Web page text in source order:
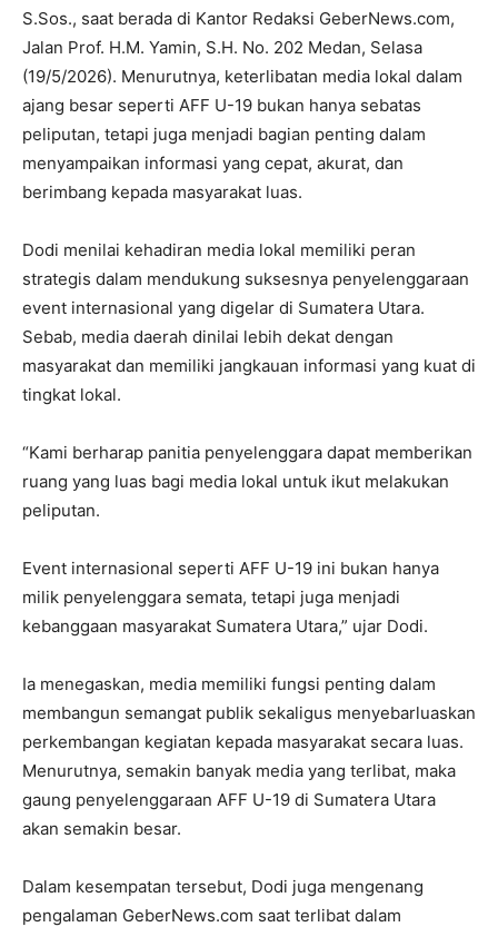
S.Sos., saat berada di Kantor Redaksi GeberNews.com,
Jalan Prof. H.M. Yamin, S.H. No. 202 Medan, Selasa
(19/5/2026). Menurutnya, keterlibatan media lokal dalam
ajang besar seperti AFF U-19 bukan hanya sebatas
peliputan, tetapi juga menjadi bagian penting dalam
menyampaikan informasi yang cepat, akurat, dan
berimbang kepada masyarakat luas.
Dodi menilai kehadiran media lokal memiliki peran
strategis dalam mendukung suksesnya penyelenggaraan
event internasional yang digelar di Sumatera Utara.
Sebab, media daerah dinilai lebih dekat dengan
masyarakat dan memiliki jangkauan informasi yang kuat di
tingkat lokal.
“Kami berharap panitia penyelenggara dapat memberikan
ruang yang luas bagi media lokal untuk ikut melakukan
peliputan.
Event internasional seperti AFF U-19 ini bukan hanya
milik penyelenggara semata, tetapi juga menjadi
kebanggaan masyarakat Sumatera Utara,” ujar Dodi.
Ia menegaskan, media memiliki fungsi penting dalam
membangun semangat publik sekaligus menyebarluaskan
perkembangan kegiatan kepada masyarakat secara luas.
Menurutnya, semakin banyak media yang terlibat, maka
gaung penyelenggaraan AFF U-19 di Sumatera Utara
akan semakin besar.
Dalam kesempatan tersebut, Dodi juga mengenang
pengalaman GeberNews.com saat terlibat dalam